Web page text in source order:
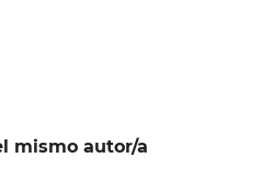
mismo autor/a